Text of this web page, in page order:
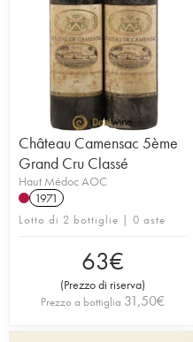
Château Camensac 5ème
Grand Cru Classé
Haut Médoc AOC
1971
Lotto di 2 bottiglie | 0 aste
63€
(Prezzo di riserva)
Prezzo a bottiglia 31,50€